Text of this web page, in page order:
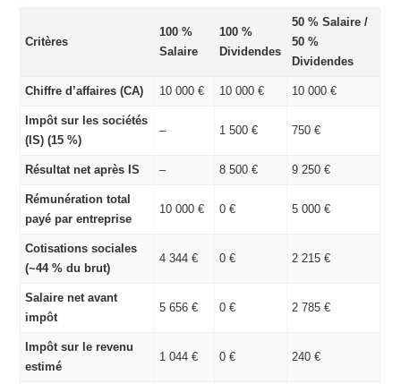
Critères
100 %
Salaire
100 %
Dividendes
50 % Salaire /
50 %
Dividendes
Chiffre d’affaires (CA) 10 000 € 10 000 € 10 000 €
Impôt sur les sociétés
(IS) (15 %)
– 1 500 € 750 €
Résultat net après IS – 8 500 € 9 250 €
Rémunération total
payé par entreprise
10 000 € 0 € 5 000 €
Cotisations sociales
(~44 % du brut)
4 344 € 0 € 2 215 €
Salaire net avant
impôt
5 656 € 0 € 2 785 €
Impôt sur le revenu
estimé
1 044 € 0 € 240 €